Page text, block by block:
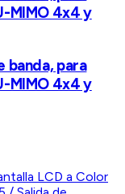
MIMO 4x4 y
banda, para
MIMO 4x4 y